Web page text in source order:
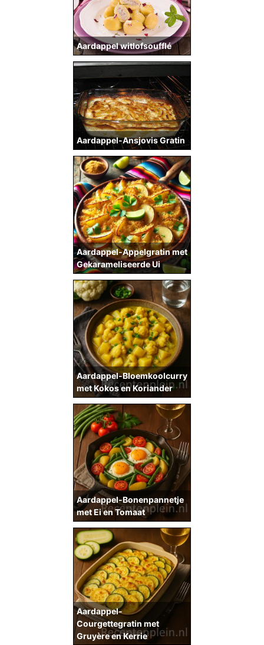
Aardappel witlofsoufflé
Aardappel-Ansjovis Gratin
Aardappel-Appelgratin met
Gekarameliseerde Ui
Aardappel-Bloemkoolcurry
met Kokos en Koriander
Aardappel-Bonenpannetje
met Ei en Tomaat
Aardappel-
Courgettegratin met
Gruyère en Kerrie